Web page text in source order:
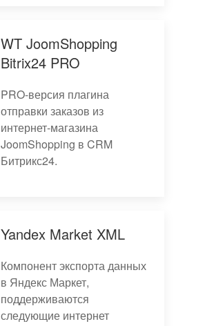
WT JoomShopping
Bitrix24 PRO
PRO-версия плагина
отправки заказов из
интернет-магазина
JoomShopping в CRM
Битрикс24.
Yandex Market XML
Компонент экспорта данных
в Яндекс Маркет,
поддерживаются
следующие интернет